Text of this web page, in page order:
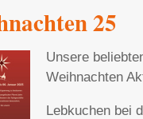
25
Unsere
Weihnachten
Lebkuchen bei